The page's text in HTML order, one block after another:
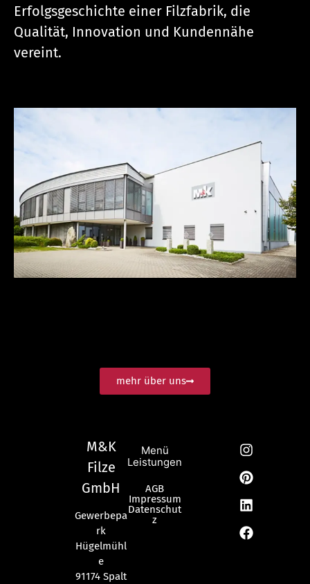
Erfolgsgeschichte einer Filzfabrik, die
Qualität, Innovation und Kundennähe
vereint.
mehr über uns
M&K
Filze
GmbH
Gewerbepa
rk
Hügelmühl
e
91174 Spalt
Menü
Leistungen
AGB
Impressum
Datenschut
z